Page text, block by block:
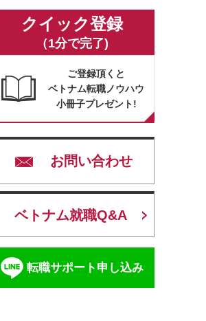
クイック登録
（1分で完了)
ご登録頂くと
ベトナム転職ノウハウ
小冊子プレゼント!
お問い合わせ
ベトナム就職Q&A
転職サポート申し込み